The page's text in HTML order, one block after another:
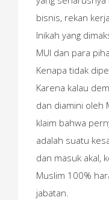
bisnis, rekan
Inikah yang
MUI dan para
Kenapa tidak
Karena kalau
dan diamini oleh
klaim bahwa
adalah suatu
dan masuk akal,
Muslim 100%
jabatan.